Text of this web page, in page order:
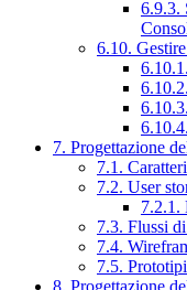
6.9.3.
6.10.
7. Progettazione
7.1.
7.2. User
7.2.1.
7.3. Flussi
7.4.
7.5.
8. Progettazione